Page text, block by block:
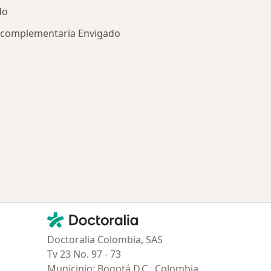
Envigado
Contacto
Doctoralia - Página de inicio
Doctoralia Colombia, SAS
Tv 23 No. 97 - 73